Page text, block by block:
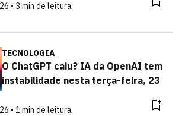
• 3 min de leitura
TECNOLOGIA
O ChatGPT caiu? IA da OpenAI tem
instabilidade nesta terça-feira, 23
• 1 min de leitura